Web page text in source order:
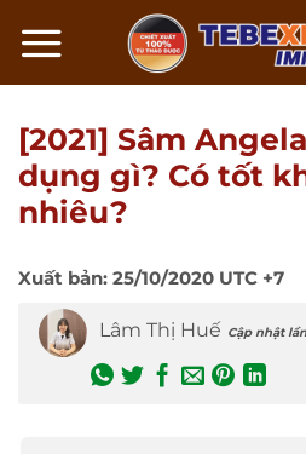
đến
[2021] Sâm
dụng gì? Có tốt
nhiêu?
Xuất bản: 25/10/2020 UTC +7
Lâm Thị Huế Cập nhật